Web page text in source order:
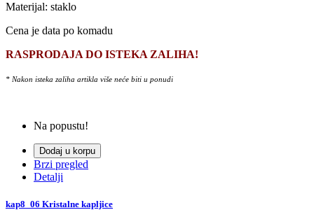
Materijal: staklo
Cena je data po komadu
RASPRODAJA DO ISTEKA ZALIHA!
* Nakon isteka zaliha artikla više neće biti u ponudi
Na popustu!
Dodaj u korpu
Brzi pregled
Detalji
kap8_06 Kristalne kapljice